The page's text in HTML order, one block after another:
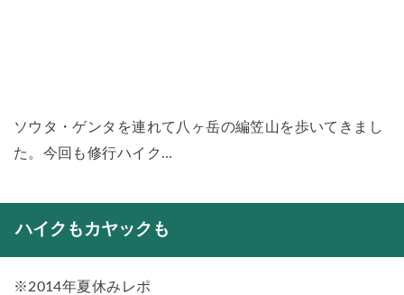
ソウタ・ゲンタを連れて八ヶ岳の編笠山を歩いてきまし
た。今回も修行ハイク…
ハイクもカヤックも
※2014年夏休みレポ